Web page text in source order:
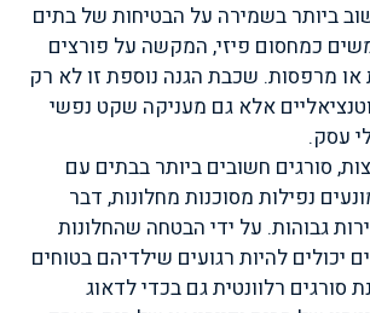
ביותר בשמירה על הבטיחות של בתים
כמחסום פיזי, המקשה על פורצים
או מרפסות. שכבת הגנה נוספת זו לא רק
אלא גם מעניקה שקט נפשי
עסק.
סורגים חשובים ביותר בבתים עם
נפילות מסוכנות מחלונות, דבר
גבוהות. על ידי הבטחה שהחלונות
יכולים להיות רגועים שילדיהם בטוחים
סורגים רלוונטית גם בכדי לדאוג